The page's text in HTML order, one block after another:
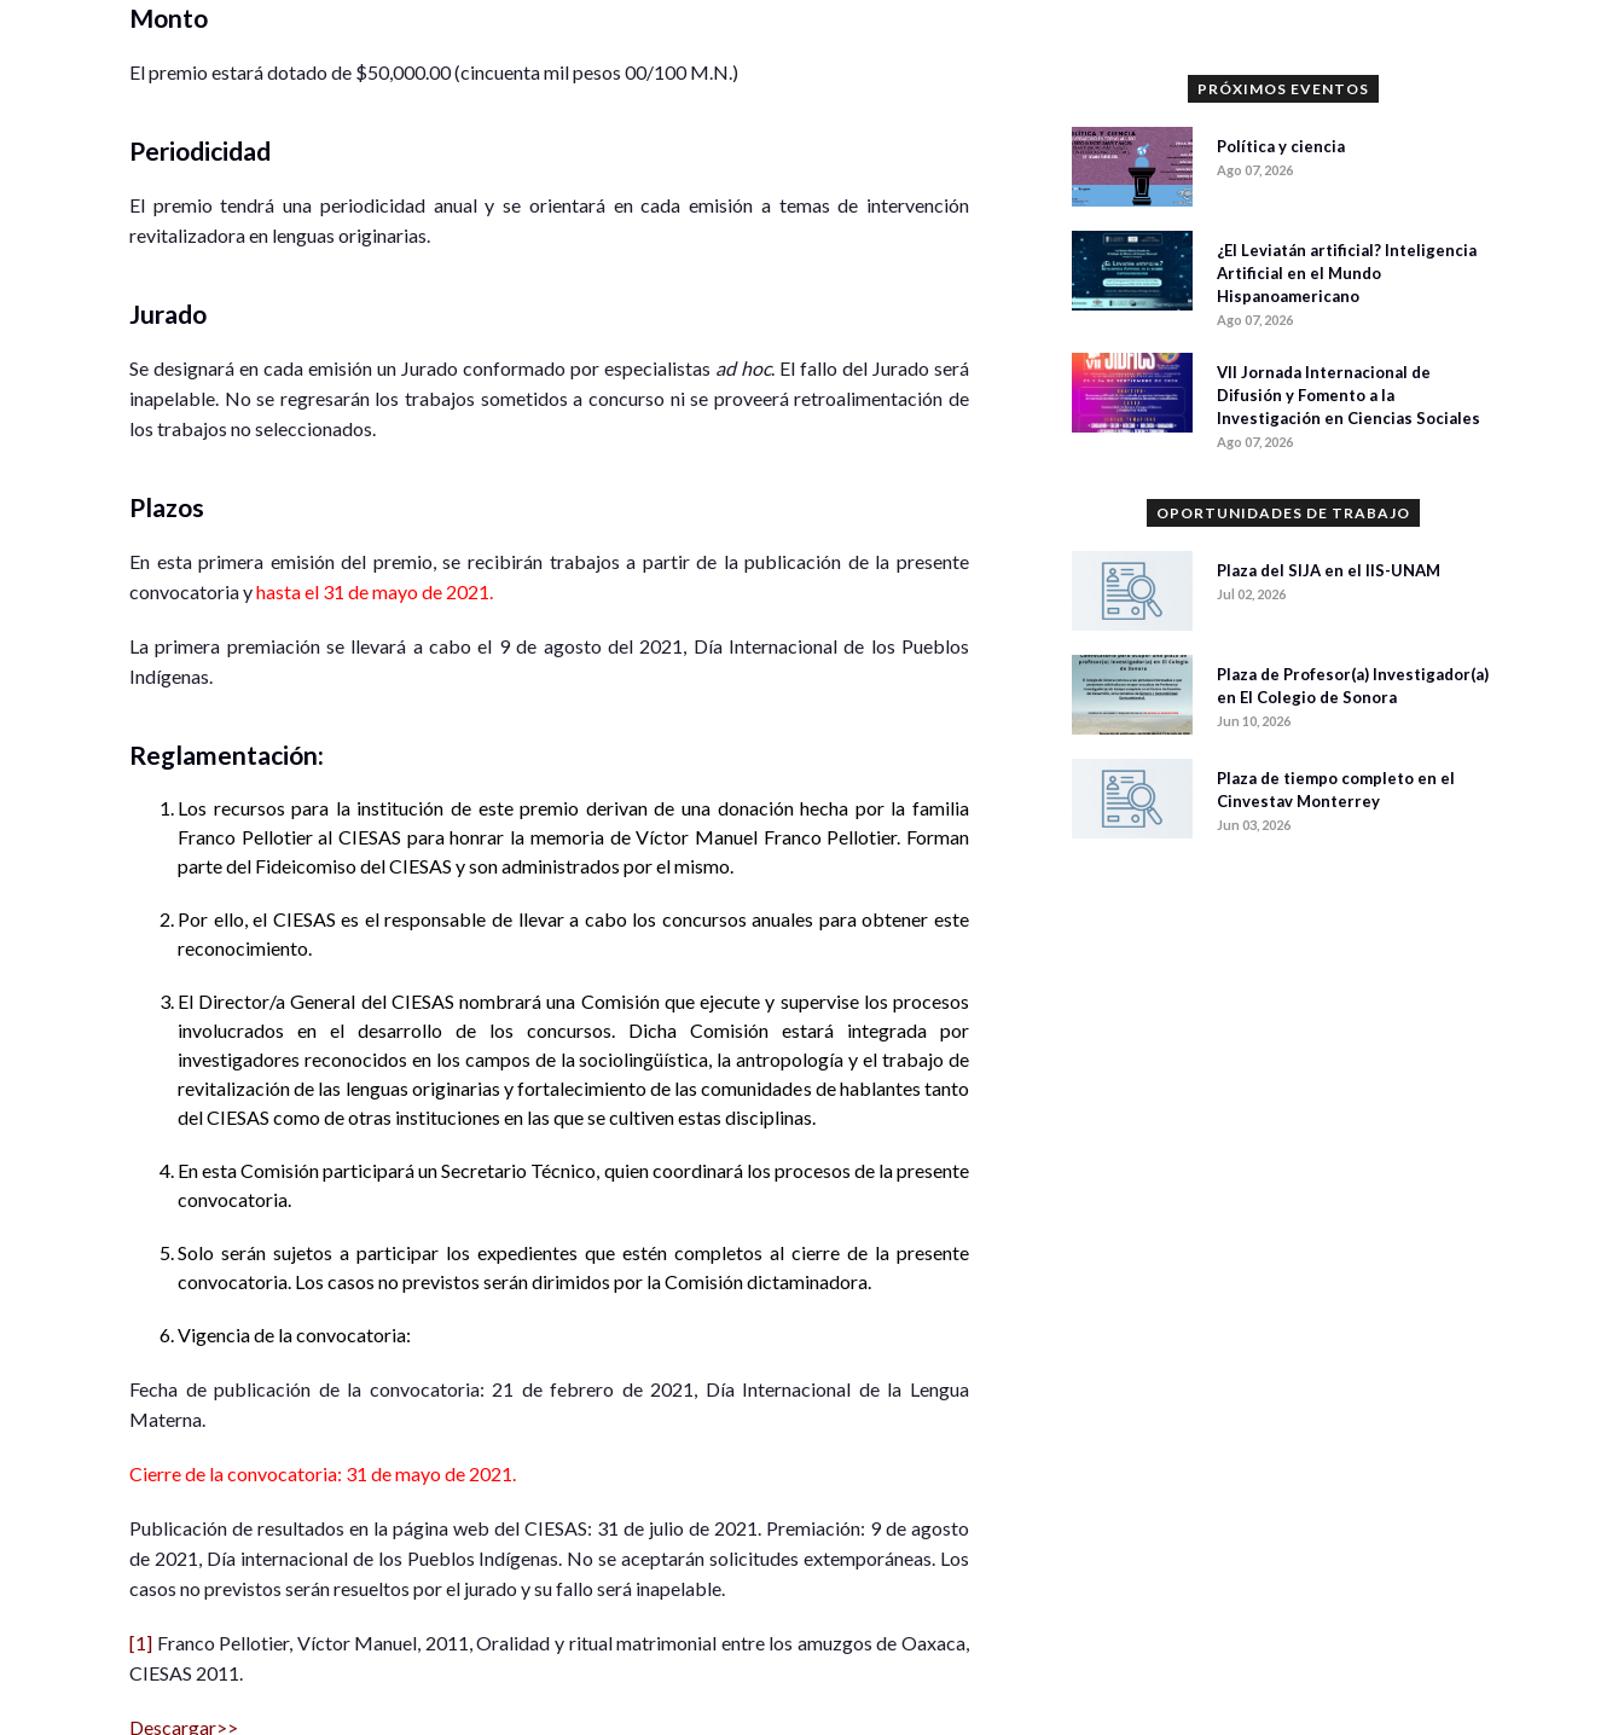
Monto
El premio estará dotado de $50,000.00 (cincuenta mil pesos 00/100 M.N.)
Periodicidad
El premio tendrá una periodicidad anual y se orientará en cada emisión a temas de intervención
revitalizadora en lenguas originarias.
Jurado
Se designará en cada emisión un Jurado conformado por especialistas ad hoc. El fallo del Jurado será
inapelable. No se regresarán los trabajos sometidos a concurso ni se proveerá retroalimentación de
los trabajos no seleccionados.
Plazos
En esta primera emisión del premio, se recibirán trabajos a partir de la publicación de la presente
convocatoria yhasta el 31 de mayo de 2021.
La primera premiación se llevará a cabo el 9 de agosto del 2021, Día Internacional de los Pueblos
Indígenas.
Reglamentación:
Los recursos para la institución de este premio derivan de una donación hecha por la familia
Franco Pellotier al CIESAS para honrar la memoria de Víctor Manuel Franco Pellotier. Forman
parte del Fideicomiso del CIESAS y son administrados por el mismo.
Por ello, el CIESAS es el responsable de llevar a cabo los concursos anuales para obtener este
reconocimiento.
El Director/a General del CIESAS nombrará una Comisión que ejecute y supervise los procesos
involucrados en el desarrollo de los concursos. Dicha Comisión estará integrada por
investigadores reconocidos en los campos de la sociolingüística, la antropología y el trabajo de
revitalización de las lenguas originarias y fortalecimiento de las comunidades de hablantes tanto
del CIESAS como de otras instituciones en las que se cultiven estas disciplinas.
En esta Comisión participará un Secretario Técnico, quien coordinará los procesos de la presente
convocatoria.
Solo serán sujetos a participar los expedientes que estén completos al cierre de la presente
convocatoria. Los casos no previstos serán dirimidos por la Comisión dictaminadora.
Vigencia de la convocatoria:
Fecha de publicación de la convocatoria: 21 de febrero de 2021, Día Internacional de la Lengua
Materna.
Cierre de la convocatoria: 31 de mayo de 2021.
Publicación de resultados en la página web del CIESAS: 31 de julio de 2021. Premiación: 9 de agosto
de 2021, Día internacional de los Pueblos Indígenas. No se aceptarán solicitudes extemporáneas. Los
casos no previstos serán resueltos por el jurado y su fallo será inapelable.
[1] Franco Pellotier, Víctor Manuel, 2011, Oralidad y ritual matrimonial entre los amuzgos de Oaxaca,
CIESAS 2011.
Descargar>>
PRÓXIMOS EVENTOS
Política y ciencia
Ago 07, 2026
¿El Leviatán artificial? Inteligencia
Artificial en el Mundo
Hispanoamericano
Ago 07, 2026
VII Jornada Internacional de
Difusión y Fomento a la
Investigación en Ciencias Sociales
Ago 07, 2026
OPORTUNIDADES DE TRABAJO
Plaza del SIJA en el IIS-UNAM
Jul 02, 2026
Plaza de Profesor(a) Investigador(a)
en El Colegio de Sonora
Jun 10, 2026
Plaza de tiempo completo en el
Cinvestav Monterrey
Jun 03, 2026